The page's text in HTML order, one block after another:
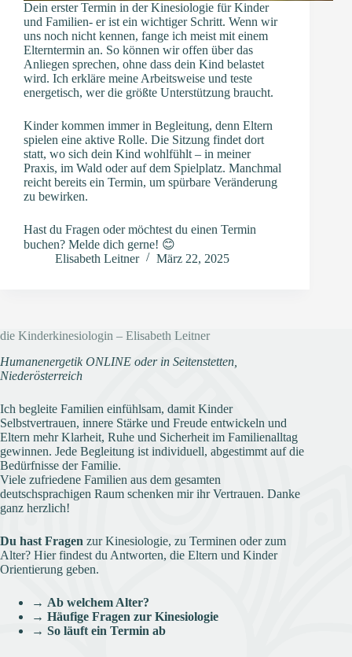
Dein erster Termin in der Kinesiologie für Kinder
und Familien- er ist ein wichtiger Schritt. Wenn wir
uns noch nicht kennen, fange ich meist mit einem
Elterntermin an. So können wir offen über das
Anliegen sprechen, ohne dass dein Kind belastet
wird. Ich erkläre meine Arbeitsweise und teste
energetisch, wer die größte Unterstützung braucht.
Kinder kommen immer in Begleitung, denn Eltern
spielen eine aktive Rolle. Die Sitzung findet dort
statt, wo sich dein Kind wohlfühlt – in meiner
Praxis, im Wald oder auf dem Spielplatz. Manchmal
reicht bereits ein Termin, um spürbare Veränderung
zu bewirken.
Hast du Fragen oder möchtest du einen Termin
buchen? Melde dich gerne! 😊
Elisabeth Leitner
März 22, 2025
die Kinderkinesiologin – Elisabeth Leitner
Humanenergetik ONLINE oder in Seitenstetten,
Niederösterreich
Ich begleite Familien einfühlsam, damit Kinder
Selbstvertrauen, innere Stärke und Freude entwickeln und
Eltern mehr Klarheit, Ruhe und Sicherheit im Familienalltag
gewinnen. Jede Begleitung ist individuell, abgestimmt auf die
Bedürfnisse der Familie.
Viele zufriedene Familien aus dem gesamten
deutschsprachigen Raum schenken mir ihr Vertrauen. Danke
ganz herzlich!
Du hast Fragen zur Kinesiologie, zu Terminen oder zum
Alter? Hier findest du Antworten, die Eltern und Kinder
Orientierung geben.
→ Ab welchem Alter?
→ Häufige Fragen zur Kinesiologie
→ So läuft ein Termin ab